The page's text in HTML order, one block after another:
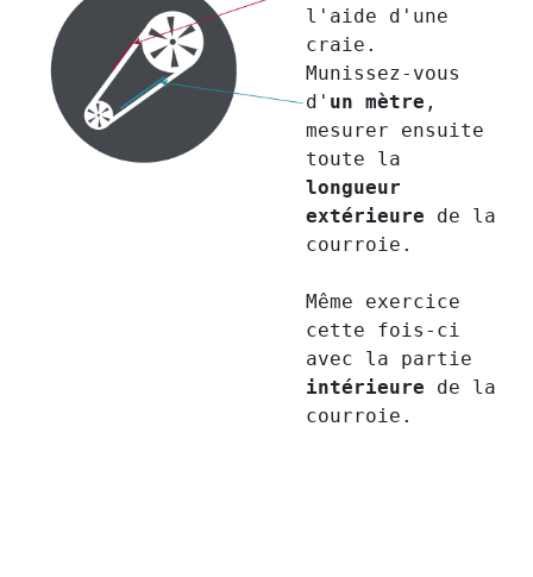
l'aide d'une
craie.
Munissez-vous
d' un mètre ,
mesurer ensuite
toute la
longueur
extérieure de la
courroie.
Même exercice
cette fois-ci
avec la partie
intérieure de la
courroie.